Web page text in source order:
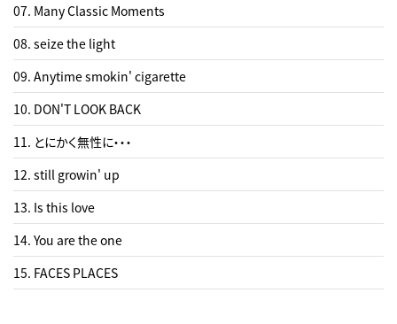
07. Many Classic Moments
08. seize the light
09. Anytime smokin' cigarette
10. DON'T LOOK BACK
11. とにかく無性に・・・
12. still growin' up
13. Is this love
14. You are the one
15. FACES PLACES